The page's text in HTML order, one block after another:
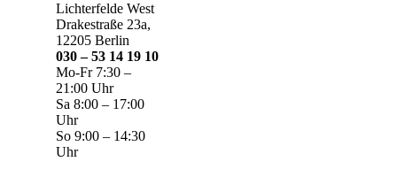
Lichterfelde West
Drakestraße 23a,
12205 Berlin
030 – 53 14 19 10
Mo-Fr 7:30 –
21:00 Uhr
Sa 8:00 – 17:00
Uhr
So 9:00 – 14:30
Uhr